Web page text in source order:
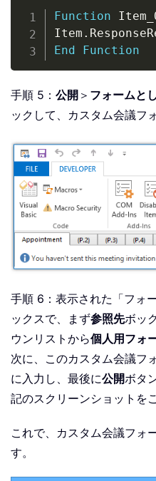
Function
Item .
End
Function
手順 5： 公開 ＞ フォームと
ックして、カスタム会議フ
手順 6：表示された「フォ
ックスで、まず参照先ボッ
ウンリストから個人用フォ
次に、このカスタム会議フ
に入力し、最後に公開ボタ
記のスクリーンショットを
これで、カスタム会議フォ
す。